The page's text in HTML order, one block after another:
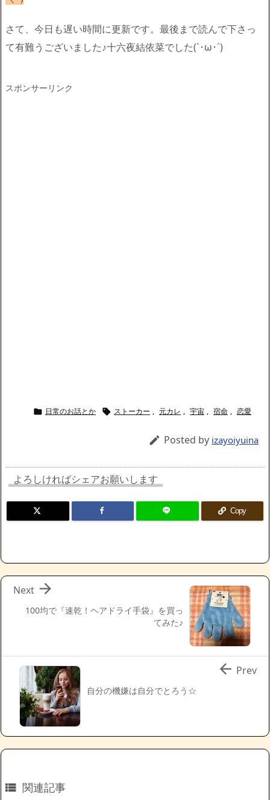
さて、今日も遅い時間に更新です。最後まで読んで下さっ
て有難うございました♪十六夜結依菜でした(`･ω･´)ゞ
スポンサーリンク
 日常のお話とか  ストーカー , 元カレ , 宇宙 , 宿命 , 恋愛
 Posted by izayoiyuina
よろしければシェアお願いします
Copy
100均で『速乾！ヘアドライ手袋』を買っ
てみた♪

Next
自分の機嫌は自分でとろう☆
 Prev
 関連記事